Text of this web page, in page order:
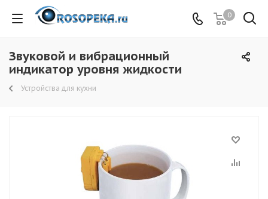
0
Звуковой и вибрационный
индикатор уровня жидкости
Устройства для кухни